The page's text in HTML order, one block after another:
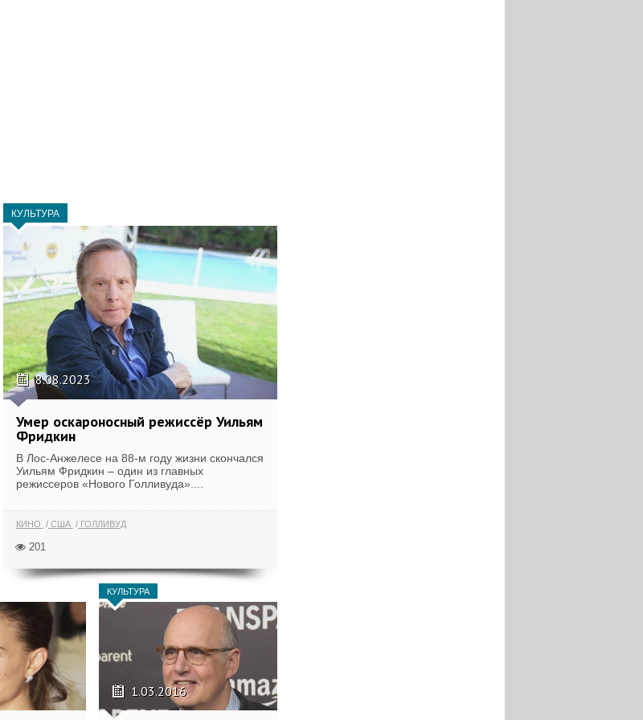
КУЛЬТУРА
8.08.2023
Умер оскароносный режиссёр Уильям
Фридкин
В Лос-Анжелесе на 88-м году жизни скончался
Уильям Фридкин – один из главных
режиссеров «Нового Голливуда»....
КИНО США ГОЛЛИВУД
201
КУЛЬТУРА
1.03.2016